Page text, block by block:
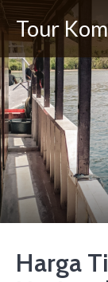
Tour
Harga